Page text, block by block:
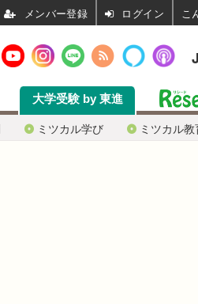
ミツカル学び ミツカル
大学受験 by 東進
ログイン こ